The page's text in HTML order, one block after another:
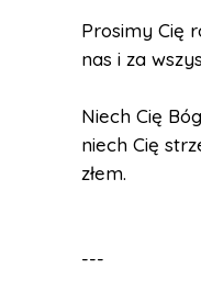
Prosimy Cię
nas i za
Niech Cię
niech Cię
złem.
---